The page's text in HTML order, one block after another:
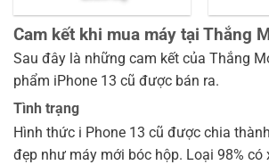
Cam kết khi mua máy tại Thắng
Sau đây là những cam kết của Thắng
phẩm iPhone 13 cũ được bán ra.
Tình trạng
Hình thức i Phone 13 cũ được chia
đẹp như máy mới bóc hộp. Loại 98% có